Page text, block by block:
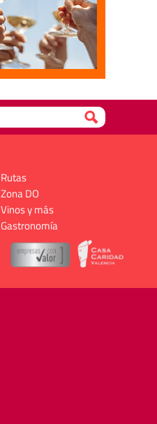
Rutas
Zona DO
Vinos y más
Gastronomía